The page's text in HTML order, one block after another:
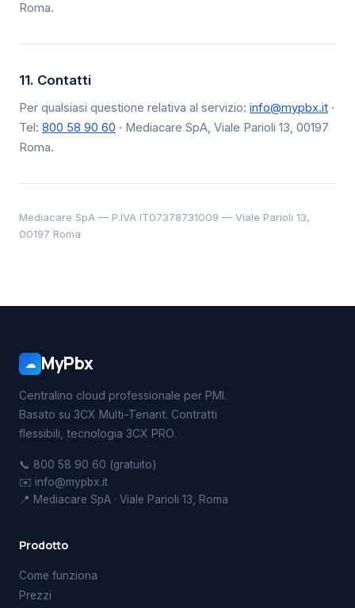
Roma.
11. Contatti
Per qualsiasi questione relativa al servizio: info@mypbx.it ·
Tel: 800 58 90 60 · Mediacare SpA, Viale Parioli 13, 00197
Roma.
Mediacare SpA — P.IVA IT07378731009 — Viale Parioli 13,
00197 Roma
☁ MyPbx
Centralino cloud professionale per PMI.
Basato su 3CX Multi-Tenant. Contratti
flessibili, tecnologia 3CX PRO.
📞 800 58 90 60 (gratuito)
✉️ info@mypbx.it
📍 Mediacare SpA · Viale Parioli 13, Roma
Prodotto
Come funziona
Prezzi